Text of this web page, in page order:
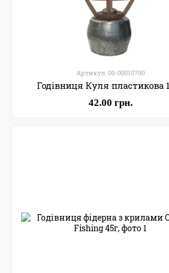
Артикул: 00-00010790
Годівниця Куля пластикова
42.00 грн.